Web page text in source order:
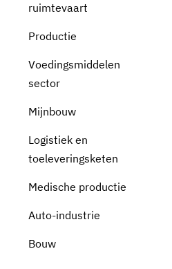
ruimtevaart
Productie
Voedingsmiddelen
sector
Mijnbouw
Logistiek en
toeleveringsketen
Medische productie
Auto-industrie
Bouw